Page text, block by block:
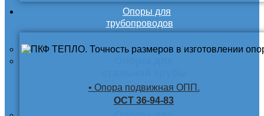
Опоры для
трубопроводов
• Опора подвижная ОПП.
ОСТ 36-94-83